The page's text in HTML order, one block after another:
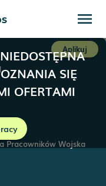
menu
SIĘ
OFERTAMI
Aplikuj
Pracowników Wojska